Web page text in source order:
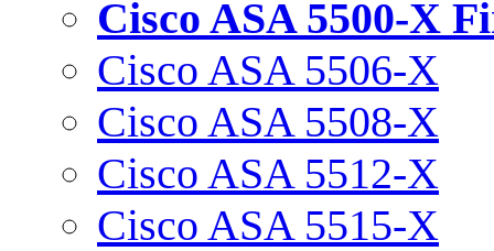
Cisco ASA 5500-X
Cisco ASA 5506-X
Cisco ASA 5508-X
Cisco ASA 5512-X
Cisco ASA 5515-X